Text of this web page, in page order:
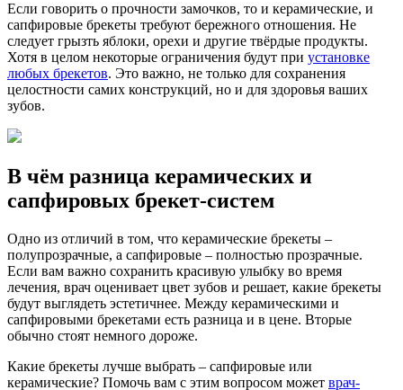
Если говорить о прочности замочков, то и керамические, и
сапфировые брекеты требуют бережного отношения. Не
следует грызть яблоки, орехи и другие твёрдые продукты.
Хотя в целом некоторые ограничения будут при установке
любых брекетов. Это важно, не только для сохранения
целостности самих конструкций, но и для здоровья ваших
зубов.
В чём разница керамических и
сапфировых брекет-систем
Одно из отличий в том, что керамические брекеты –
полупрозрачные, а сапфировые – полностью прозрачные.
Если вам важно сохранить красивую улыбку во время
лечения, врач оценивает цвет зубов и решает, какие брекеты
будут выглядеть эстетичнее. Между керамическими и
сапфировыми брекетами есть разница и в цене. Вторые
обычно стоят немного дороже.
Какие брекеты лучше выбрать – сапфировые или
керамические? Помочь вам с этим вопросом может врач-